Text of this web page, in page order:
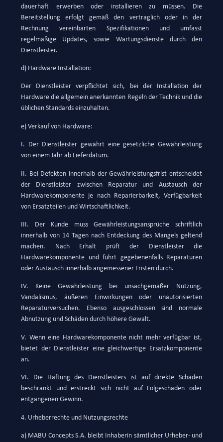
dauerhaft erwerben oder installieren zu müssen. Die
Bereitstellung erfolgt gemäß den vertraglich oder in der
Rechnung vereinbarten Spezifikationen und umfasst
regelmäßige Updates, sowie Wartungsdienste durch den
Dienstleister.
d) Hardware Installation:
Der Dienstleister verpflichtet sich, bei der Installation der
Hardware die allgemein anerkannten Regeln der Technik und die
üblichen Standards einzuhalten.
e) Verkauf von Hardware:
I. Der Dienstleister gewährt eine gesetzliche Gewährleistung
von einem Jahr ab Lieferdatum.
II. Bei Defekten innerhalb der Gewährleistungsfrist entscheidet
der Dienstleister zwischen Reparatur und Austausch der
Hardwarekomponente je nach Reparierbarkeit, Verfügbarkeit
von Ersatzteilen und Wirtschaftlichkeit.
III. Der Kunde muss Gewährleistungsansprüche schriftlich
innerhalb von 14 Tagen nach Entdeckung des Mangels geltend
machen. Nach Erhalt prüft der Dienstleister die
Hardwarekomponente und führt gegebenenfalls Reparaturen
oder Austausch innerhalb angemessener Fristen durch.
IV. Keine Gewährleistung bei unsachgemäßer Nutzung,
Vandalismus, äußeren Einwirkungen oder unautorisierten
Reparaturversuchen. Ebenso ausgeschlossen sind normale
Abnutzung und Schäden durch höhere Gewalt.
V. Wenn eine Hardwarekomponente nicht mehr verfügbar ist,
bietet der Dienstleister eine gleichwertige Ersatzkomponente
an.
VI. Die Haftung des Dienstleisters ist auf direkte Schäden
beschränkt und erstreckt sich nicht auf Folgeschäden oder
entgangenen Gewinn.
4. Urheberrechte und Nutzungsrechte
a) MABU Concepts S.A. bleibt Inhaberin sämtlicher Urheber- und